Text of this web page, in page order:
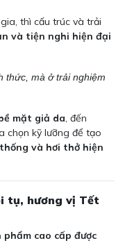
thì cấu trúc và trải
và tiện nghi hiện đại
thức, mà ở trải nghiệm
mặt giả da, đến
chọn kỹ lưỡng để tạo
và hơi thở hiện
tụ, hương vị Tết
phẩm cao cấp được